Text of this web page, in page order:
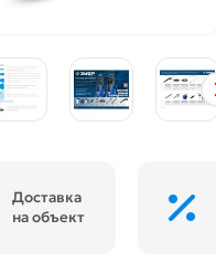
Доставка
на объект